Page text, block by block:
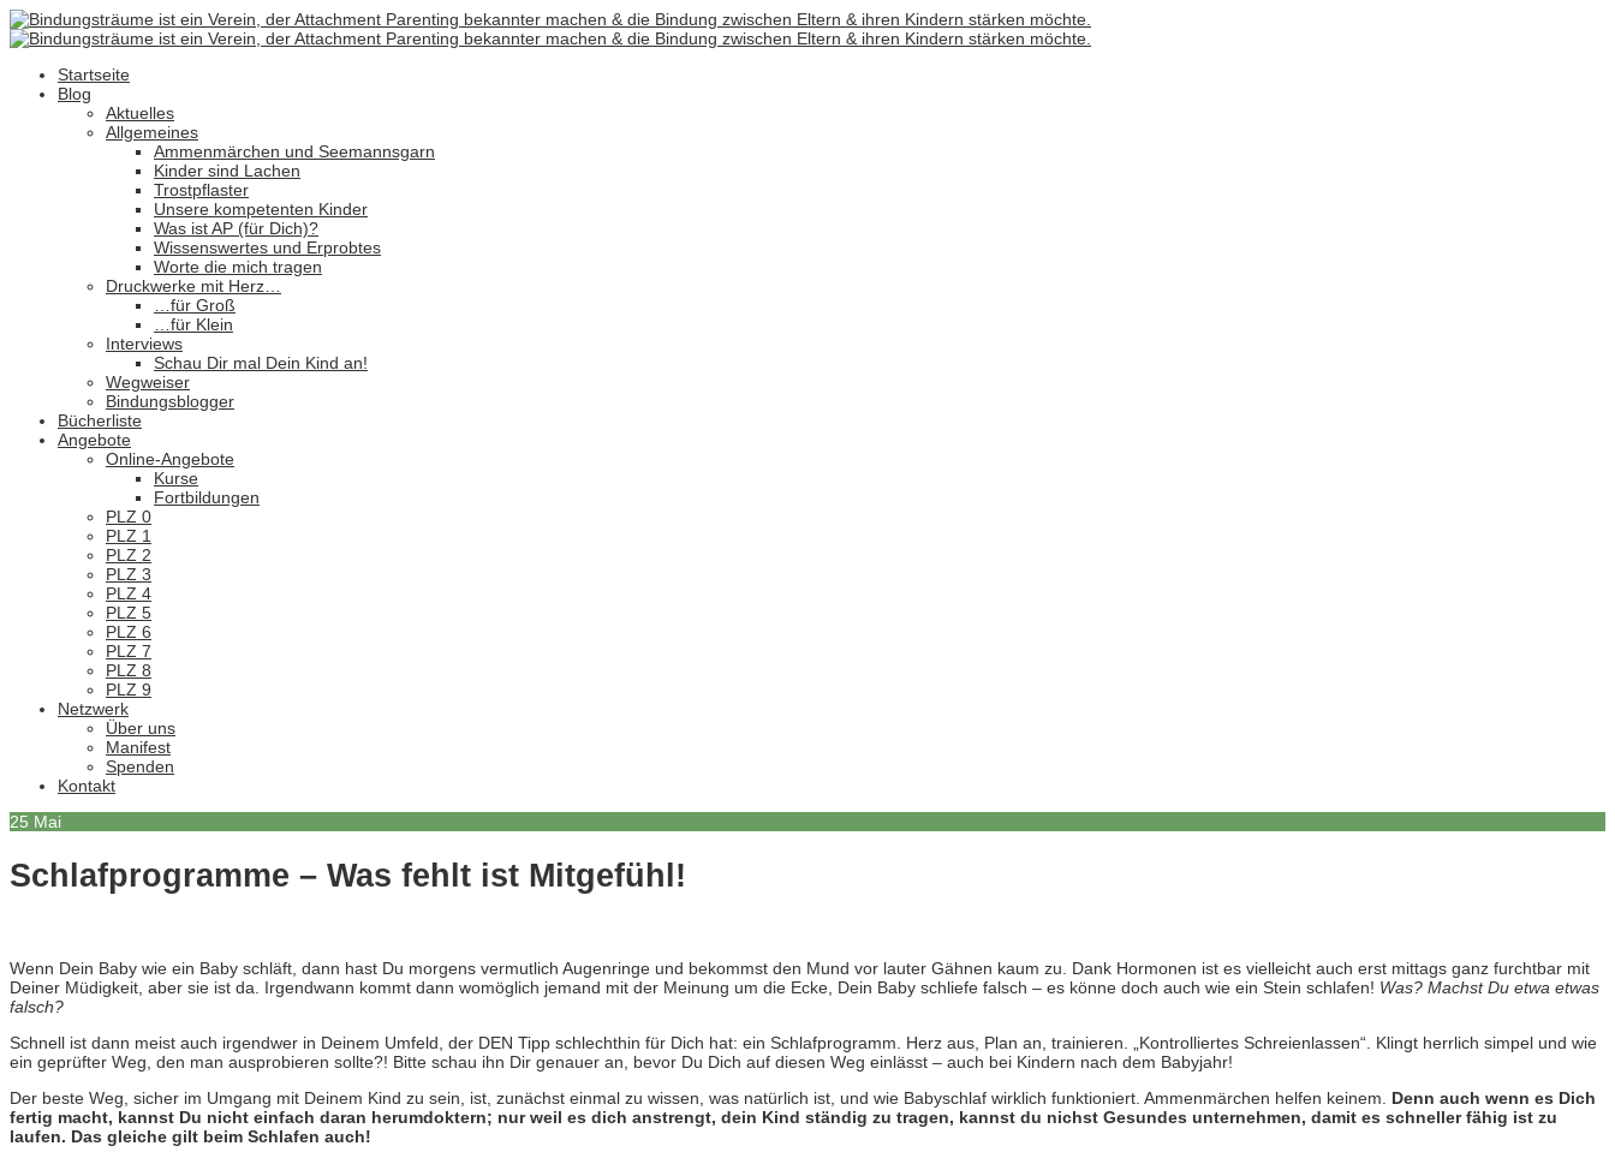
Startseite
Blog
Aktuelles
Allgemeines
Ammenmärchen und Seemannsgarn
Kinder sind Lachen
Trostpflaster
Unsere kompetenten Kinder
Was ist AP (für Dich)?
Wissenswertes und Erprobtes
Worte die mich tragen
Druckwerke mit Herz…
…für Groß
…für Klein
Interviews
Schau Dir mal Dein Kind an!
Wegweiser
Bindungsblogger
Bücherliste
Angebote
Online-Angebote
Kurse
Fortbildungen
PLZ 0
PLZ 1
PLZ 2
PLZ 3
PLZ 4
PLZ 5
PLZ 6
PLZ 7
PLZ 8
PLZ 9
Netzwerk
Über uns
Manifest
Spenden
Kontakt
25 Mai
Schlafprogramme – Was fehlt ist Mitgefühl!
Wenn Dein Baby wie ein Baby schläft, dann hast Du morgens vermutlich Augenringe und bekommst den Mund vor lauter Gähnen kaum zu. Dank Hormonen ist es vielleicht auch erst mittags ganz furchtbar mit
Deiner Müdigkeit, aber sie ist da. Irgendwann kommt dann womöglich jemand mit der Meinung um die Ecke, Dein Baby schliefe falsch – es könne doch auch wie ein Stein schlafen! Was? Machst Du etwa etwas
falsch?
Schnell ist dann meist auch irgendwer in Deinem Umfeld, der DEN Tipp schlechthin für Dich hat: ein Schlafprogramm. Herz aus, Plan an, trainieren. „Kontrolliertes Schreienlassen“. Klingt herrlich simpel und wie
ein geprüfter Weg, den man ausprobieren sollte?! Bitte schau ihn Dir genauer an, bevor Du Dich auf diesen Weg einlässt – auch bei Kindern nach dem Babyjahr!
Der beste Weg, sicher im Umgang mit Deinem Kind zu sein, ist, zunächst einmal zu wissen, was natürlich ist, und wie Babyschlaf wirklich funktioniert. Ammenmärchen helfen keinem. Denn auch wenn es Dich
fertig macht, kannst Du nicht einfach daran herumdoktern; nur weil es dich anstrengt, dein Kind ständig zu tragen, kannst du nichst Gesundes unternehmen, damit es schneller fähig ist zu
laufen. Das gleiche gilt beim Schlafen auch!